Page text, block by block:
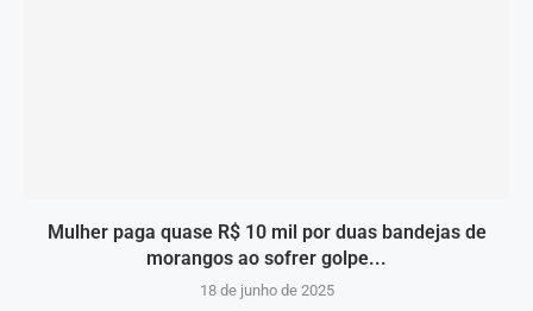
Mulher paga quase R$ 10 mil por duas bandejas de
morangos ao sofrer golpe...
18 de junho de 2025